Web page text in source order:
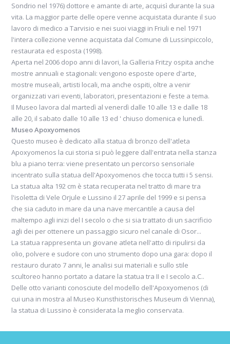
Sondrio nel 1976) dottore e amante di arte, acquisì durante la sua
vita. La maggior parte delle opere venne acquistata durante il suo
lavoro di medico a Tarvisio e nei suoi viaggi in Friuli e nel 1971
l'intera collezione venne acquistata dal Comune di Lussinpiccolo,
restaurata ed esposta (1998).
Aperta nel 2006 dopo anni di lavori, la Galleria Fritzy ospita anche
mostre annuali e stagionali: vengono esposte opere d'arte,
mostre museali, artisti locali, ma anche ospiti, oltre a venir
organizzati vari eventi, laboratori, presentazioni e feste a tema.
Il Museo lavora dal martedì al venerdì dalle 10 alle 13 e dalle 18
alle 20, il sabato dalle 10 alle 13 ed ' chiuso domenica e lunedì.
Museo Apoxyomenos
Questo museo è dedicato alla statua di bronzo dell'atleta
Apoxyomenos la cui storia si può leggere dall'entrata nella stanza
blu a piano terra: viene presentato un percorso sensoriale
incentrato sulla statua dell'Apoxyomenos che tocca tutti i 5 sensi.
La statua alta 192 cm è stata recuperata nel tratto di mare tra
l'isoletta di Vele Orjule e Lussino il 27 aprile del 1999 e si pensa
che sia caduto in mare da una nave mercantile a causa del
maltempo agli inizi del I secolo o che si sia trattato di un sacrificio
agli dei per ottenere un passaggio sicuro nel canale di Osor...
La statua rappresenta un giovane atleta nell'atto di ripulirsi da
olio, polvere e sudore con uno strumento dopo una gara: dopo il
restauro durato 7 anni, le analisi sui materiali e sullo stile
scultoreo hanno portato a datare la statua tra II e I secolo a.C..
Delle otto varianti conosciute del modello dell'Apoxyomenos (di
cui una in mostra al Museo Kunsthistorisches Museum di Vienna),
la statua di Lussino è considerata la meglio conservata.